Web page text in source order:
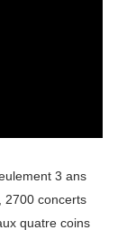
3 ans
2700 concerts
quatre coins